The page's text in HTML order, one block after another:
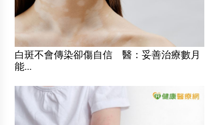
白斑不會傳染卻傷自信 醫：妥善治療數月
能...